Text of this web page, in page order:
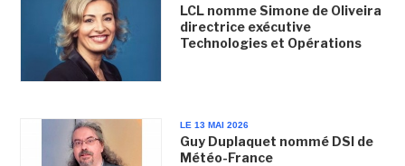
LCL nomme Simone de Oliveira
directrice exécutive
Technologies et Opérations
LE 13 MAI 2026
Guy Duplaquet nommé DSI de
Météo-France